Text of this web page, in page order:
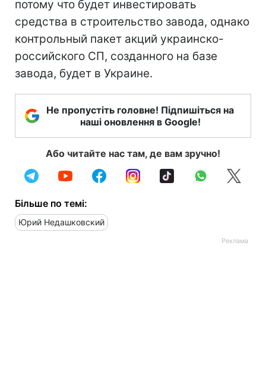
потому что будет инвестировать
средства в строительство завода, однако
контрольный пакет акций украинско-
российского СП, созданного на базе
завода, будет в Украине.
Не пропустіть головне! Підпишіться на
наші оновлення в Google!
Або читайте нас там, де вам зручно!
Більше по темі:
Юрий Недашковский